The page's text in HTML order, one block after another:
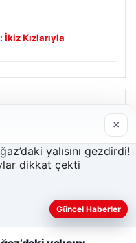
Kızlarıyla
iyi anlayabilmek,
amacıyla çerezler
×
Güncel Haberler